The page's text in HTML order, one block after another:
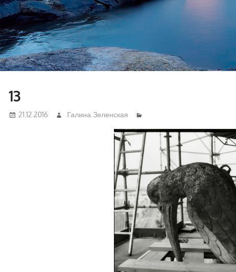
13
21.12.2016 Галина Зеленская